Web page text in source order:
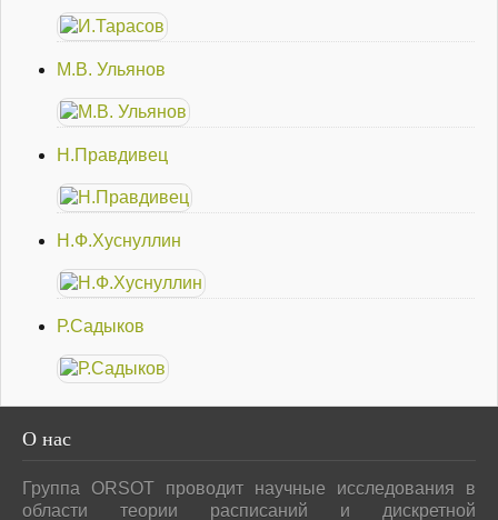
М.В. Ульянов
Н.Правдивец
Н.Ф.Хуснуллин
Р.Садыков
О нас
Группа ORSOT проводит научные исследования в
области теории расписаний и дискретной